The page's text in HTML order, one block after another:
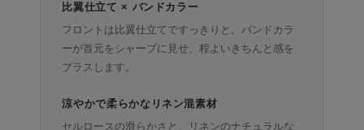
比翼仕立て × バンドカラー
フロントは比翼仕立てですっきりと。バンドカラ
ーが首元をシャープに見せ、程よいきちんと感を
プラスします。
涼やかで柔らかなリネン混素材
セルロースの滑らかさと、リネンのナチュラルな